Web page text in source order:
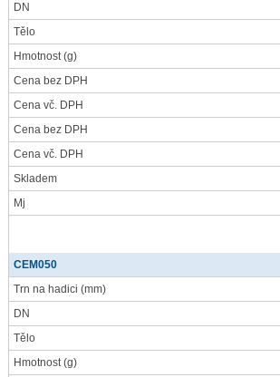
DN
Tělo
Hmotnost(g)
Cena bez DPH
Cena vč. DPH
Cena bez DPH
Cena vč. DPH
Skladem
Mj
CEM050
Trn na hadici (mm)
DN
Tělo
Hmotnost(g)